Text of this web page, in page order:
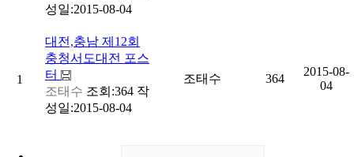
성일:2015-08-04
1
대전,충남 제12회
충청서도대전 포스
터
조태수 조회:364 작
성일:2015-08-04
조태수 364
2015-08-
04